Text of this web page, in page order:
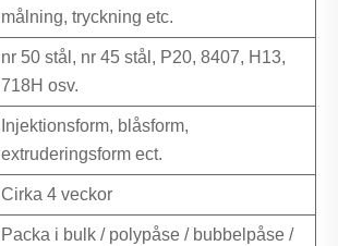
målning, tryckning etc.
nr 50 stål, nr 45 stål, P20, 8407, H13,
718H osv.
Injektionsform, blåsform,
extruderingsform ect.
Cirka 4 veckor
Packa i bulk / polypåse / bubbelpåse /